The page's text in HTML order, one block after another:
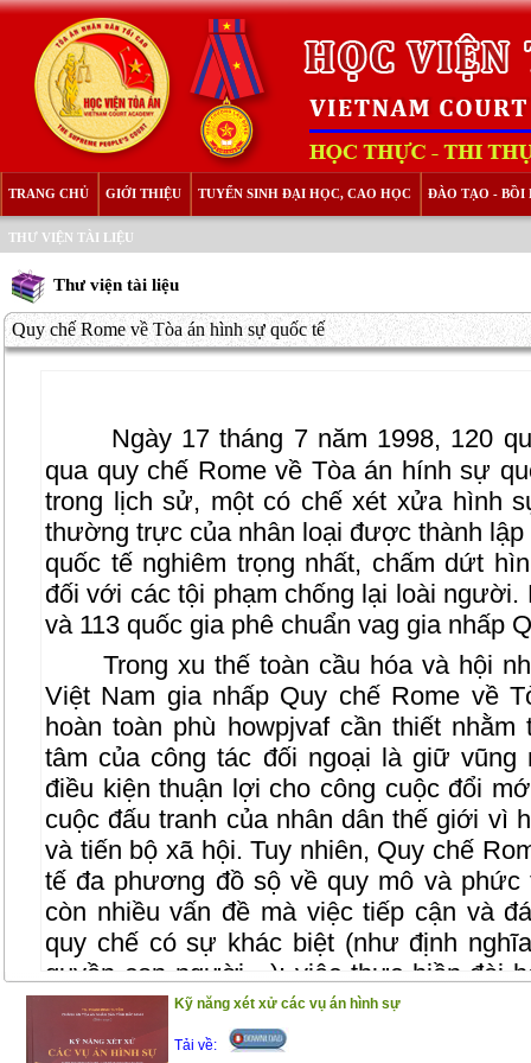
TRANG CHỦ GIỚI THIỆU TUYỂN SINH ĐẠI HỌC, CAO HỌC ĐÀO TẠO - BỒI
THƯ VIỆN TÀI LIỆU
Thư viện tài liệu
Quy chế Rome về Tòa án hình sự quốc tế
Ngày 17 tháng 7 năm 1998, 120
qua quy chế Rome về Tòa án hính sự
trong lịch sử, một có chế xét xửa hình
thường trực của nhân loại được thành
quốc tế nghiêm trọng nhất, chấm dứt
đối với các tội phạm chống lại loài người.
và 113 quốc gia phê chuẩn vag gia nhấp
Trong xu thế toàn cầu hóa và hội
Việt Nam gia nhấp Quy chế Rome về
hoàn toàn phù howpjvaf cần thiết
tâm của công tác đối ngoại là giữ
điều kiện thuận lợi cho công cuộc đổi
cuộc đấu tranh của nhân dân thế giới vì
và tiến bộ xã hội. Tuy nhiên, Quy chế
tế đa phương đồ sộ về quy mô và phức
còn nhiều vấn đề mà việc tiếp cận và
quy chế có sự khác biệt (như định
quyền con người…); việc thực hiền đòi
đối khắt khe, có thể ảnh hưởng tới
đặc biệt đòi hỏi phải sửa đổi, bổ sung
Kỹ năng xét xử các vụ án hình sự
Tải về: